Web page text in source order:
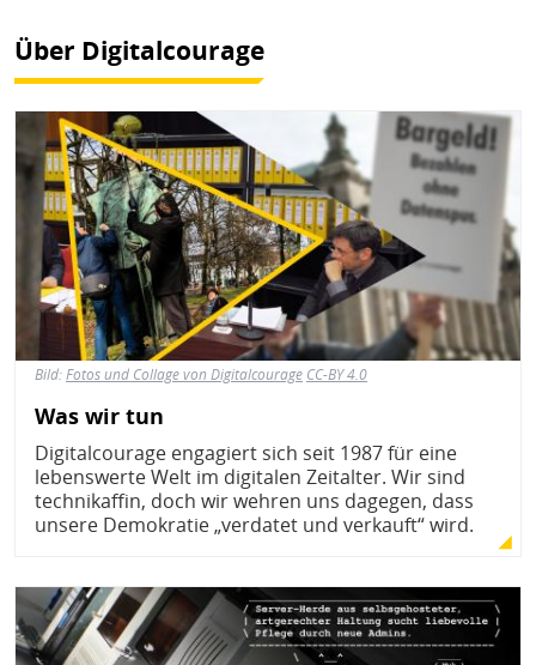
Über Digitalcourage
Bild
Bild:Fotos und Collage von Digitalcourage CC-BY 4.0
Was wir tun
Digitalcourage engagiert sich seit 1987 für eine
lebenswerte Welt im digitalen Zeitalter. Wir sind
technikaffin, doch wir wehren uns dagegen, dass
unsere Demokratie „verdatet und verkauft“ wird.
Bild